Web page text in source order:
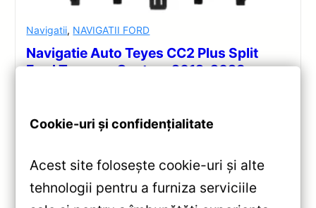
Navigatii, NAVIGATII FORD
Navigatie Auto Teyes CC2 Plus Split
Ford Tourneo Custom 2012-2023
Recomandări
Tourneo Custom: ecran QLED 9-inch, Android 10,
Octa-core 1.8GHz, DSP 5.1, 4G/WiFi și Bluetooth 5.1.
Cookie-uri și confidențialitate
Acest site folosește cookie-uri și alte
tehnologii pentru a furniza serviciile